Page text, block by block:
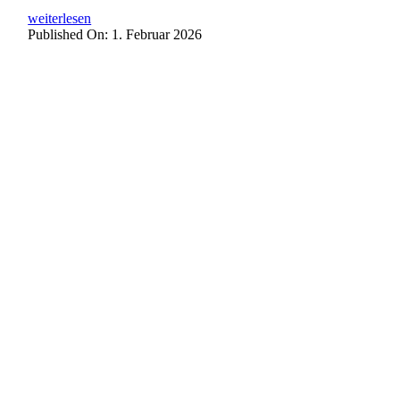
weiterlesen
Published On: 1. Februar 2026